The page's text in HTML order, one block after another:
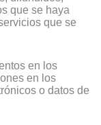
que se haya
que se
en los
en los
o datos de